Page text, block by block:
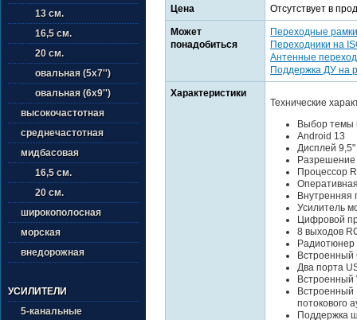
13 см.
16,5 см.
20 см.
овальная (5х7'')
овальная (6х9'')
высокочастотная
среднечастотная
мидбасовая
16,5 см.
20 см.
широкополосная
морская
внедорожная
УСИЛИТЕЛИ
5-канальные
Цена Отсутствует в
Может
понадобиться
Переходные рамки
Переходники на
Антенные
Поддержка ДУ на
Характеристики
Технические
Выбор темы
Android 13
Дисплей
Процессор
Внутренняя
Усилитель
Цифровой
8 выходов
Радиотюнер
Встроенный
Два порта
Встроенный
Встроенный
потокового
Поддержка